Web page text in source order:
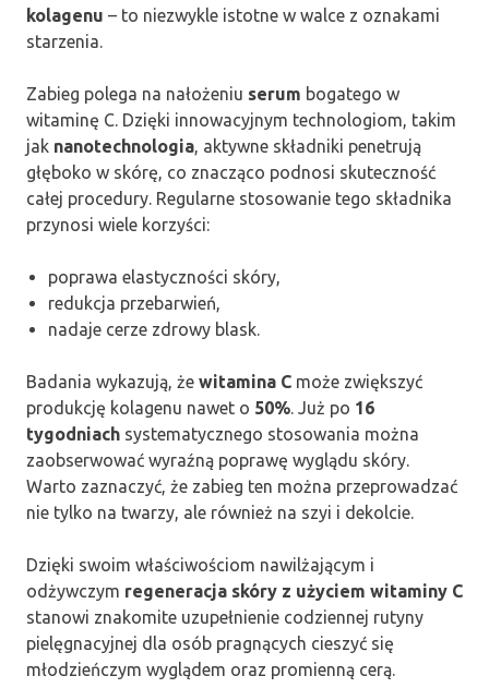
kolagenu – to niezwykle istotne w walce z oznakami
starzenia.
Zabieg polega na nałożeniu serum bogatego w
witaminę C. Dzięki innowacyjnym technologiom, takim
jak nanotechnologia, aktywne składniki penetrują
głęboko w skórę, co znacząco podnosi skuteczność
całej procedury. Regularne stosowanie tego składnika
przynosi wiele korzyści:
poprawa elastyczności skóry,
redukcja przebarwień,
nadaje cerze zdrowy blask.
Badania wykazują, że witamina C może zwiększyć
produkcję kolagenu nawet o 50%. Już po 16
tygodniach systematycznego stosowania można
zaobserwować wyraźną poprawę wyglądu skóry.
Warto zaznaczyć, że zabieg ten można przeprowadzać
nie tylko na twarzy, ale również na szyi i dekolcie.
Dzięki swoim właściwościom nawilżającym i
odżywczym regeneracja skóry z użyciem witaminy C
stanowi znakomite uzupełnienie codziennej rutyny
pielęgnacyjnej dla osób pragnących cieszyć się
młodzieńczym wyglądem oraz promienną cerą.